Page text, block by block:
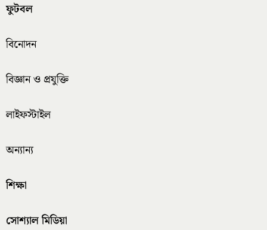
ফুটবল
বিনোদন
বিজ্ঞান ও প্রযুক্তি
লাইফস্টাইল
অন্যান্য
শিক্ষা
সোশ্যাল মিডিয়া